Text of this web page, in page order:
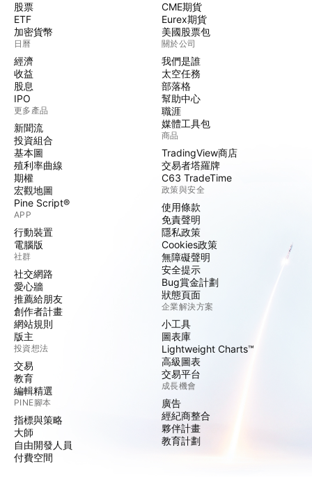
股票
ETF
加密貨幣
日曆
經濟
收益
股息
IPO
更多產品
新聞流
投資組合
基本圖
殖利率曲線
期權
宏觀地圖
Pine Script®
APP
行動裝置
電腦版
社群
社交網路
愛心牆
推薦給朋友
創作者計畫
網站規則
版主
投資想法
交易
教育
編輯精選
PINE腳本
指標與策略
大師
自由開發人員
付費空間
CME期貨
Eurex期貨
美國股票包
關於公司
我們是誰
太空任務
部落格
幫助中心
職涯
媒體工具包
商品
TradingView商店
交易者塔羅牌
C63 TradeTime
政策與安全
使用條款
免責聲明
隱私政策
Cookies政策
無障礙聲明
安全提示
Bug賞金計劃
狀態頁面
企業解決方案
小工具
圖表庫
Lightweight Charts™
高級圖表
交易平台
成長機會
廣告
經紀商整合
夥伴計畫
教育計劃